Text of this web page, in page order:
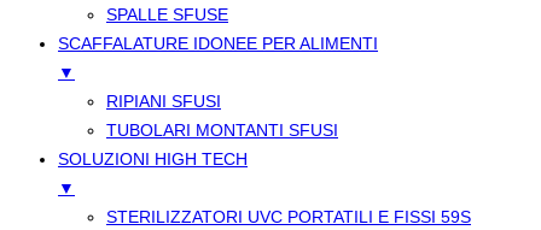
SPALLE SFUSE
SCAFFALATURE IDONEE PER ALIMENTI
▼
RIPIANI SFUSI
TUBOLARI MONTANTI SFUSI
SOLUZIONI HIGH TECH
▼
STERILIZZATORI UVC PORTATILI E FISSI 59S